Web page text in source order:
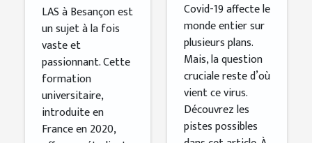
LAS à Besançon est
un sujet à la fois
vaste et
passionnant. Cette
formation
universitaire,
introduite en
France en 2020,
Covid-19 affecte le
monde entier sur
plusieurs plans.
Mais, la question
cruciale reste d’où
vient ce virus.
Découvrez les
pistes possibles